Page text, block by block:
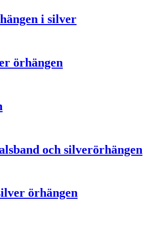
i silver
örhängen
och silverörhängen
örhängen